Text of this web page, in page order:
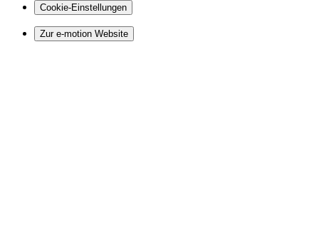
Cookie-Einstellungen
Zur e-motion Website